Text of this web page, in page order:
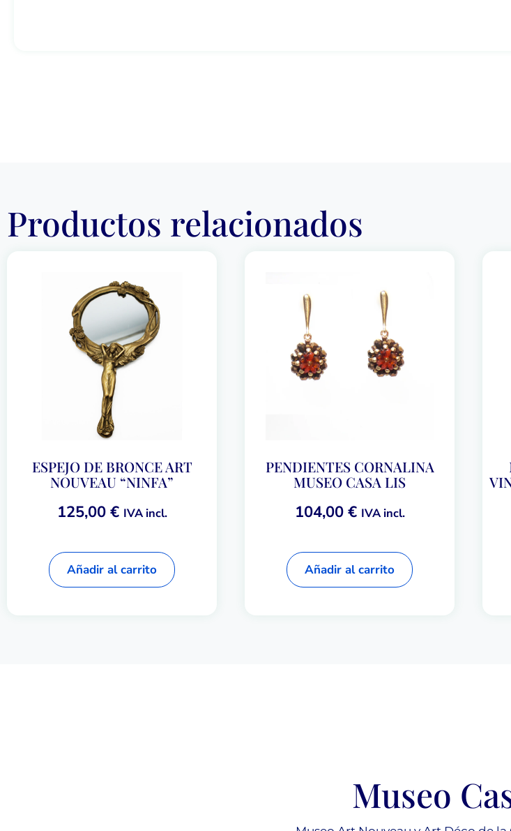
Productos relacionados
ESPEJO DE BRONCE ART
NOUVEAU “NINFA”
125,00 € IVA incl.
Añadir al carrito
PENDIENTES CORNALINA
MUSEO CASA LIS
104,00 € IVA incl.
Añadir al carrito
Museo